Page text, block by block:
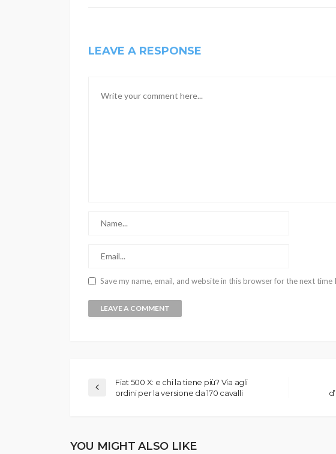
LEAVE A RESPONSE
Save my name, email, and website in this browser for the next time
Fiat 500 X: e chi la tiene più? Via agli
ordini per la versione da 170 cavalli
YOU MIGHT ALSO LIKE